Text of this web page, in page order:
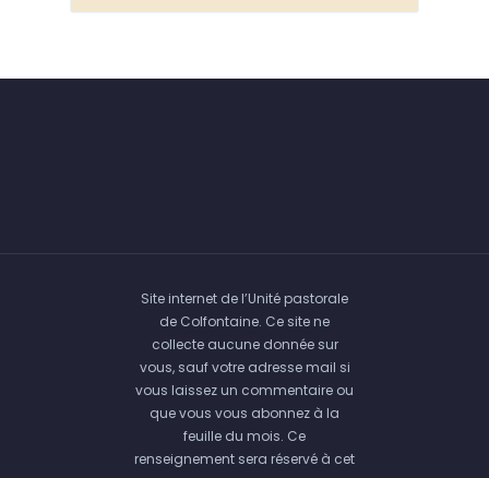
Site internet de l’Unité pastorale
de Colfontaine. Ce site ne
collecte aucune donnée sur
vous, sauf votre adresse mail si
vous laissez un commentaire ou
que vous vous abonnez à la
feuille du mois. Ce
renseignement sera réservé à cet